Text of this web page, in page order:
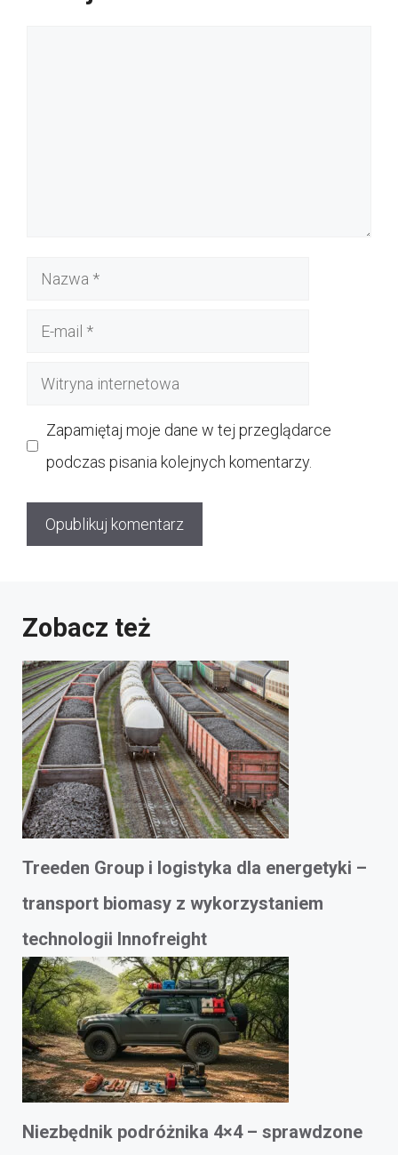
Nazwa
Witryna
Zapamiętaj moje dane w tej przeglądarce
podczas pisania kolejnych komentarzy.
Zobacz też
Treeden Group i logistyka dla energetyki –
transport biomasy z wykorzystaniem
technologii Innofreight
Niezbędnik podróżnika 4×4 – sprawdzone